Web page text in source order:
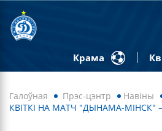
Крама
Галоўная Прэс-цэнтр Навiны
КВІТКІ НА МАТЧ "ДЫНАМА-